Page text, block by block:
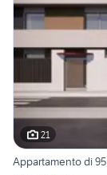
21
Appartamento di